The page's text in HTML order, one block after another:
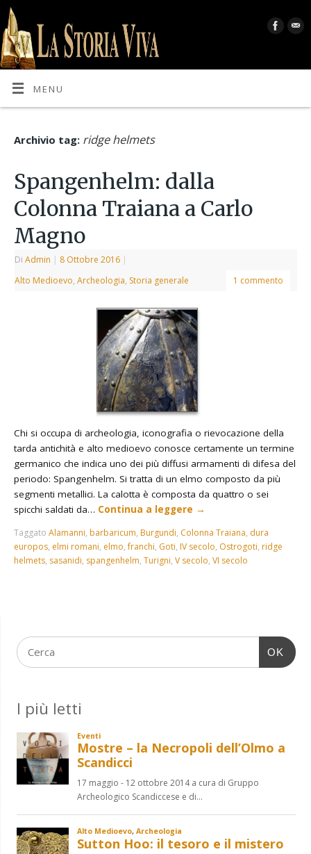
MENU
Archivio tag: ridge helmets
Spangenhelm: dalla
Colonna Traiana a Carlo
Magno
DiAdmin | 8 Ottobre 2016 |
Alto Medioevo,Archeologia, Storia generale 1 commento
Chi si occupa di archeologia, iconografia o rievocazione della
tarda antichità e alto medioevo conosce certamente un termine
germanico che indica uno dei più diffusi armamenti di difesa del
periodo: Spangenhelm. Si tratta di un elmo composto da più
segmenti metallici. La calotta è composta da quattro o sei
spicchi saldati da… Continua a leggere →
TaggatoAlamanni, barbaricum, Burgundi, Colonna Traiana, dura
europos, elmi romani, elmo,franchi, Goti, IV secolo, Ostrogoti, ridge
helmets, sasanidi, spangenhelm,Turigni,V secolo,VI secolo
OK
I più letti